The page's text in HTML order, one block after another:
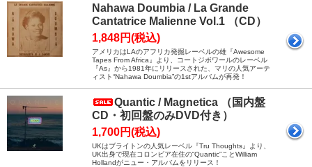
Nahawa Doumbia / La Grande
Cantatrice Malienne Vol.1 （CD）
1,848円(税込)
アメリカはLAのアフリカ発掘レーベルの雄『Awesome
Tapes From Africa』より、コートジボワールのレーベル
『As』から1981年にリリースされた、マリの人気アーテ
ィスト“Nahawa Doumbia”の1stアルバムが再発！
Quantic / Magnetica （国内盤
CD・初回盤のみDVD付き）
1,700円(税込)
UKはブライトンの人気レーベル『Tru Thoughts』より、
UK出身で現在コロンビア在住の“Quantic”ことWilliam
Hollandがニュー・アルバムをリリース！